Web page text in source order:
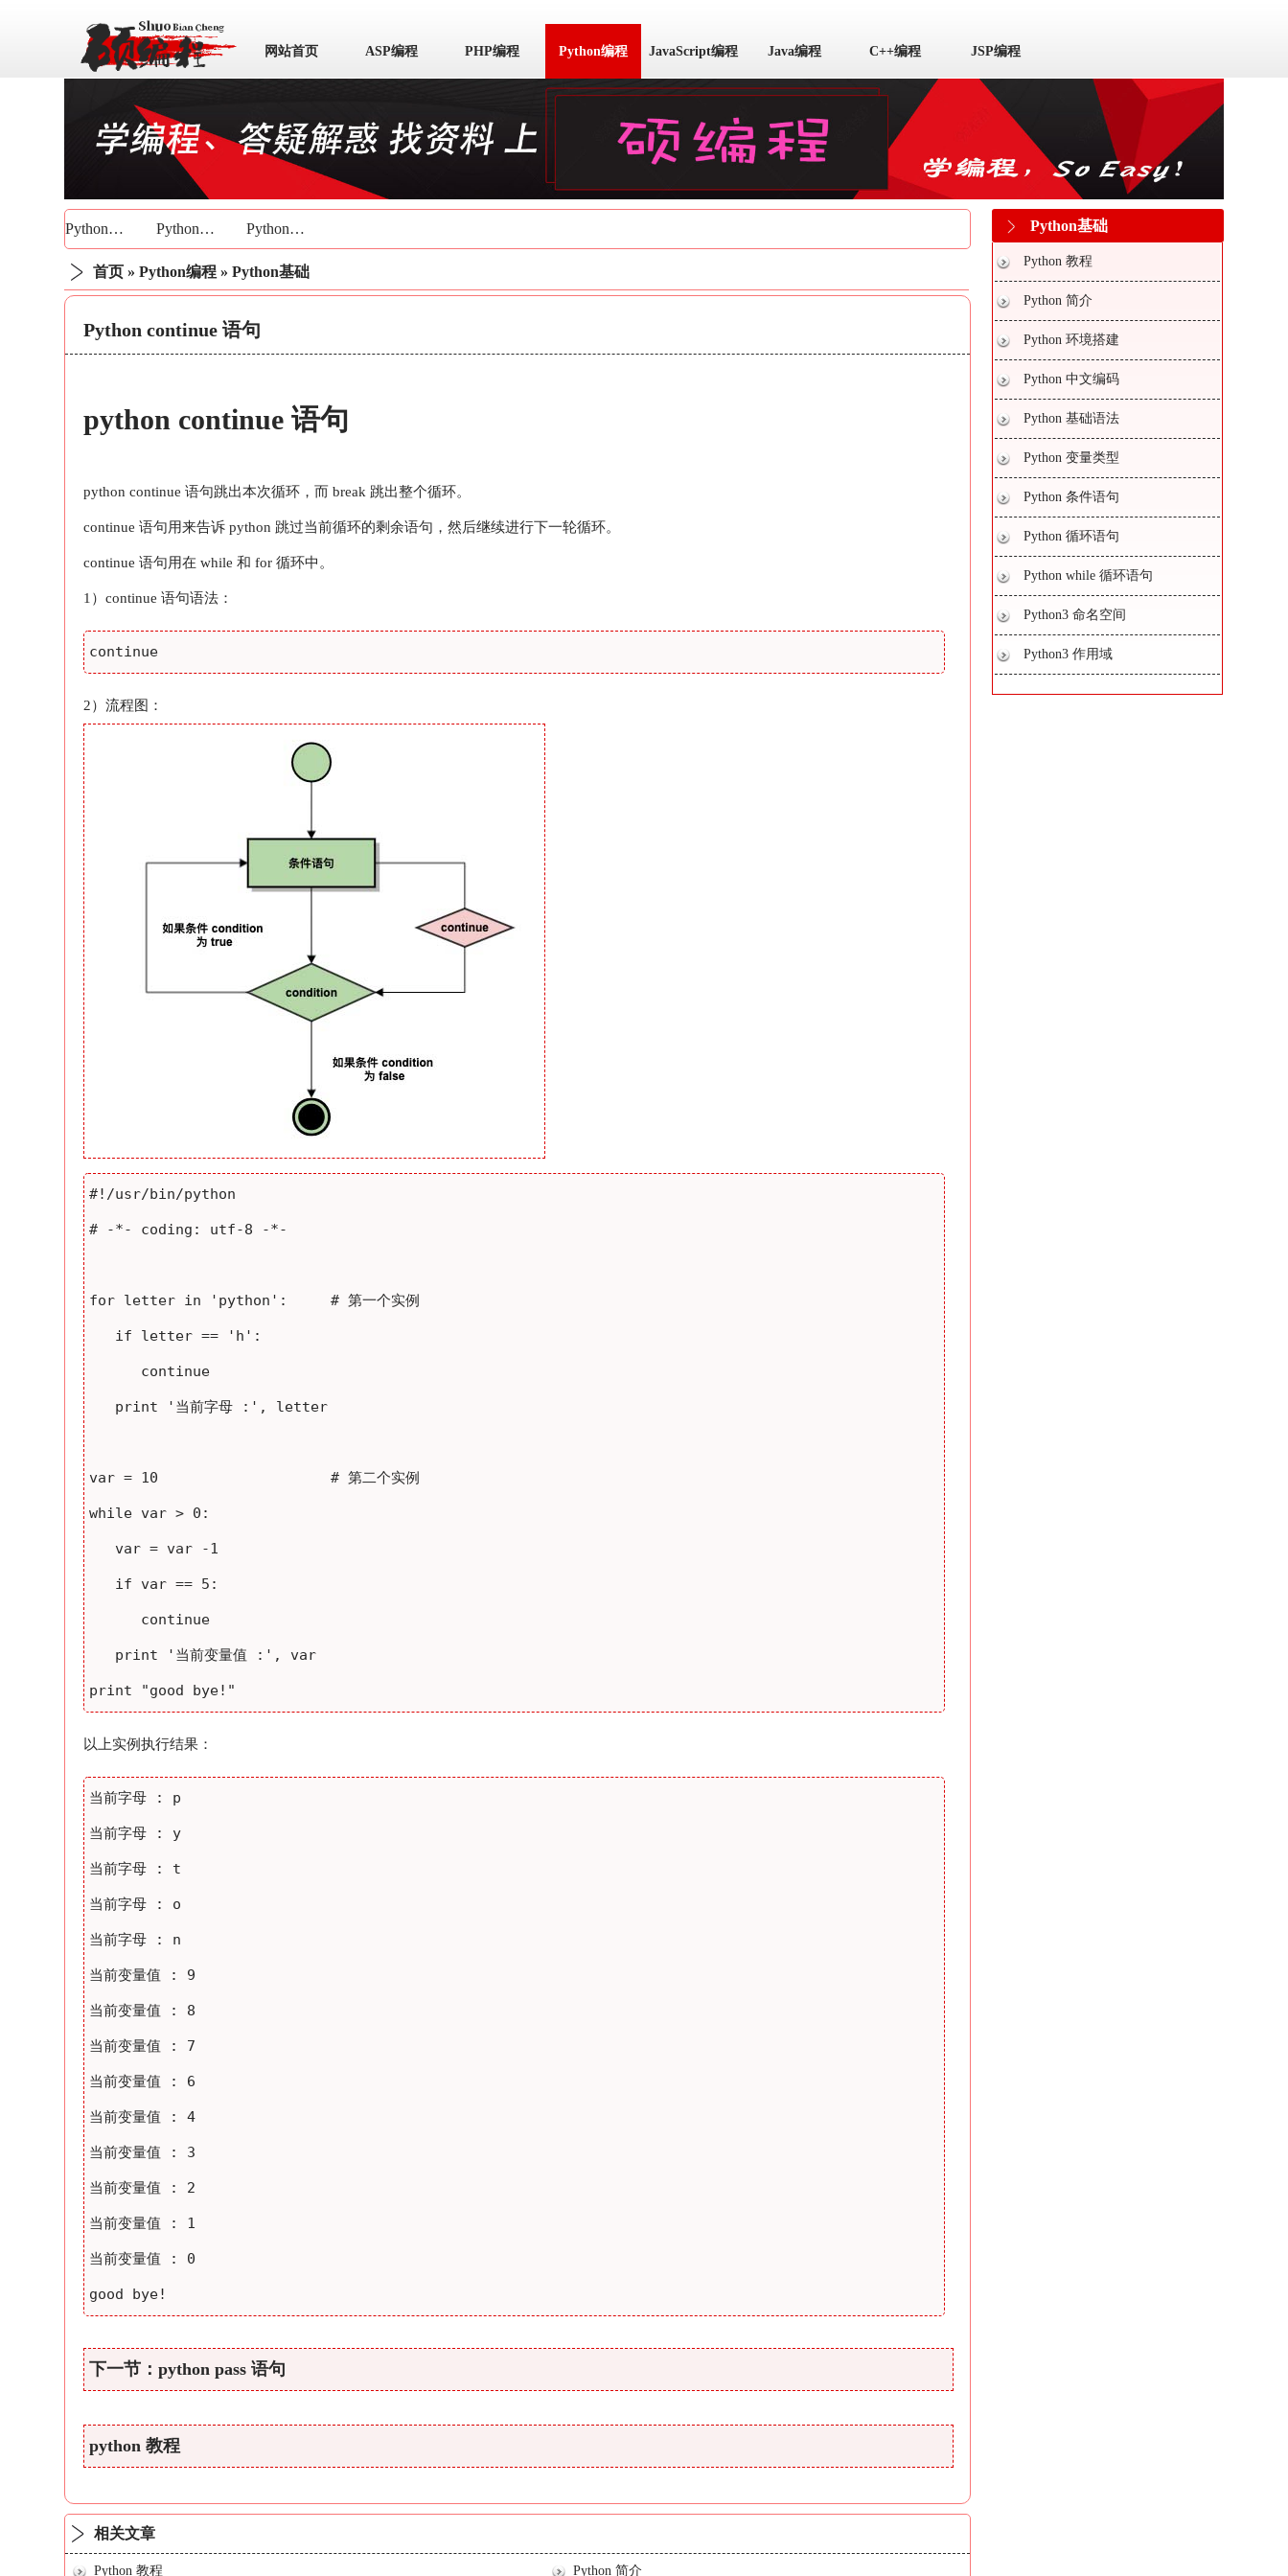
网站首页 ASP编程 PHP编程 Python编程 JavaScript编程 Java编程 C++编程 JSP编程
Python基础 Python技巧 Python实战
首页 »Python编程 »Python基础
Python continue 语句
python continue 语句
python continue 语句跳出本次循环，而 break 跳出整个循环。
continue 语句用来告诉 python 跳过当前循环的剩余语句，然后继续进行下一轮循环。
continue 语句用在 while 和 for 循环中。
1）continue 语句语法：
continue
2）流程图：
#!/usr/bin/python
# -*- coding: utf-8 -*-
for letter in 'python':     # 第一个实例
var = 10                    # 第二个实例
while var > 0:
print "good bye!"
以上实例执行结果：
当前字母 : p
当前字母 : y
当前字母 : t
当前字母 : o
当前字母 : n
当前变量值 : 9
当前变量值 : 8
当前变量值 : 7
当前变量值 : 6
当前变量值 : 4
当前变量值 : 3
当前变量值 : 2
当前变量值 : 1
当前变量值 : 0
good bye!
下一节：python pass 语句
python 教程
相关文章
Python 教程 Python 简介
Python基础
Python 教程
Python 简介
Python 环境搭建
Python 中文编码
Python 基础语法
Python 变量类型
Python 条件语句
Python 循环语句
Python while 循环语句
Python3 命名空间
Python3 作用域